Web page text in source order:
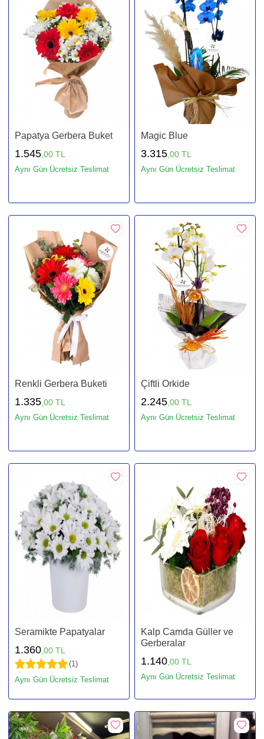
Papatya Gerbera Buket
1.545 ,00 TL
Aynı Gün Ücretsiz Teslimat
Magic Blue
3.315 ,00 TL
Aynı Gün Ücretsiz Teslimat
Renkli Gerbera Buketi
1.335 ,00 TL
Aynı Gün Ücretsiz Teslimat
Çiftli Orkide
2.245 ,00 TL
Aynı Gün Ücretsiz Teslimat
Seramikte Papatyalar
1.360 ,00 TL
(1)
Aynı Gün Ücretsiz Teslimat
Kalp Camda Güller ve
Gerberalar
1.140 ,00 TL
Aynı Gün Ücretsiz Teslimat